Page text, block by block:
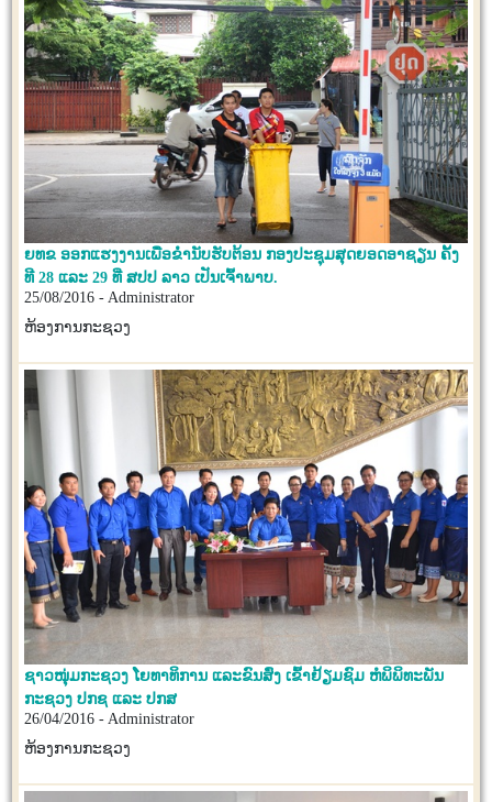
ຍທຂ ອອກແຮງງານເພື່ອຂໍ່ານັບຮັບຕ້ອນ ກອງປະຊຸມສຸດຍອດອາຊຽນ ຄັ້ງ
ທີ 28 ແລະ 29 ທີ່ ສປປ ລາວ ເປັນເຈົ້າພາບ.
25/08/2016 - Administrator
ຫ້ອງການກະຊວງ
ຊາວໜຸ່ມກະຊວງ ໂຍທາທິການ ແລະຂົນສົ່ງ ເຂົ້າຢ້ຽມຊົມ ຫໍພິພິທະພັນ
ກະຊວງ ປກຊ ແລະ ປກສ
26/04/2016 - Administrator
ຫ້ອງການກະຊວງ